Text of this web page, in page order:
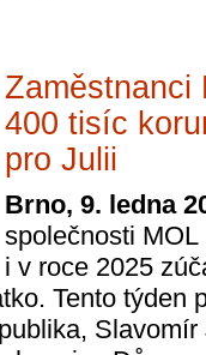
Zaměstnanci
400 tisíc
pro Julii
Brno, 9. ledna
společnosti
i v roce 2025
Tento týden